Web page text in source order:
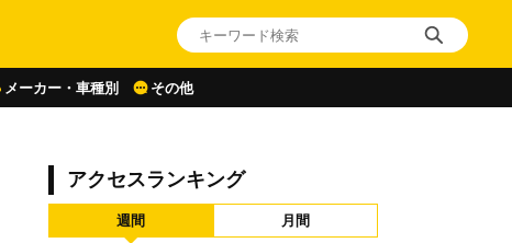
メーカー・車種別 その他
アクセスランキング
週間 月間